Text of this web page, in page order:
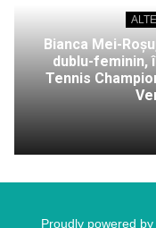
Bianca Mei-
dublu-feminin,
Tennis
Proudly powered